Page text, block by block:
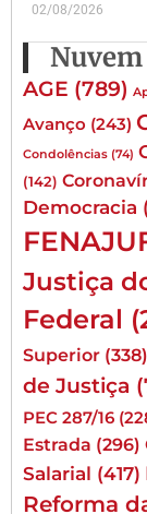
02/08/2026
Nuvem
AGE (789)
Avanço (243)
Condolências (74)
(142)
Democracia
Justiça
Federal
Superior (338)
de Justiça
PEC 287/16
Estrada (296)
Salarial (417)
Reforma